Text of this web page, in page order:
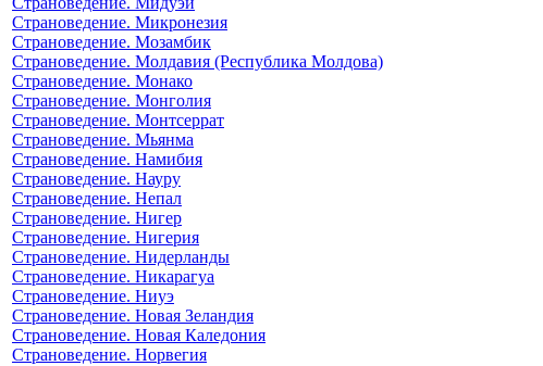
Страноведение. Микронезия
Страноведение. Мозамбик
Страноведение. Молдавия (Республика Молдова)
Страноведение. Монако
Страноведение. Монголия
Страноведение. Монтсеррат
Страноведение. Мьянма
Страноведение. Намибия
Страноведение. Науру
Страноведение. Непал
Страноведение. Нигер
Страноведение. Нигерия
Страноведение. Нидерланды
Страноведение. Никарагуа
Страноведение. Ниуэ
Страноведение. Новая Зеландия
Страноведение. Новая Каледония
Страноведение. Норвегия